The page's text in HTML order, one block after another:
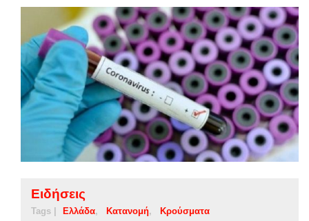
Ειδήσεις
Tags | Ελλάδα Κατανομή Κρούσματα